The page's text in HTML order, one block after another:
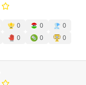
0 0
0
0 0
0